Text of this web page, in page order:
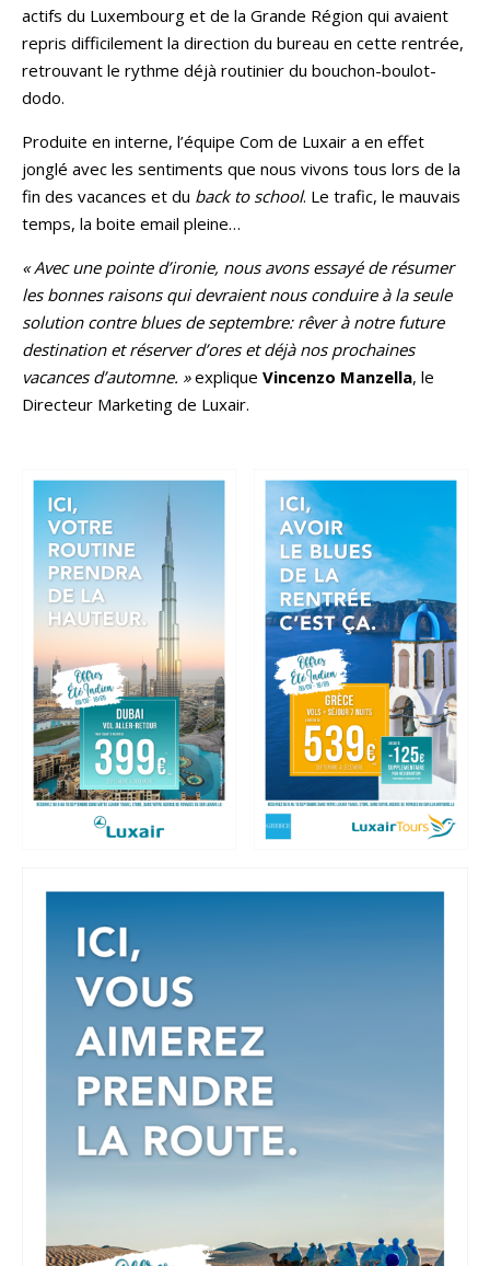
actifs du Luxembourg et de la Grande Région qui avaient
repris difficilement la direction du bureau en cette rentrée,
retrouvant le rythme déjà routinier du bouchon-boulot-
dodo.
Produite en interne, l’équipe Com de Luxair a en effet
jonglé avec les sentiments que nous vivons tous lors de la
fin des vacances et du back to school. Le trafic, le mauvais
temps, la boite email pleine…
« Avec une pointe d’ironie, nous avons essayé de résumer
les bonnes raisons qui devraient nous conduire à la seule
solution contre blues de septembre: rêver à notre future
destination et réserver d’ores et déjà nos prochaines
vacances d’automne. »explique Vincenzo Manzella, le
Directeur Marketing de Luxair.